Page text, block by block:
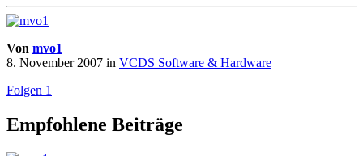
Von mvo1
8. November 2007 in VCDS Software & Hardware
Folgen 1
Empfohlene Beiträge